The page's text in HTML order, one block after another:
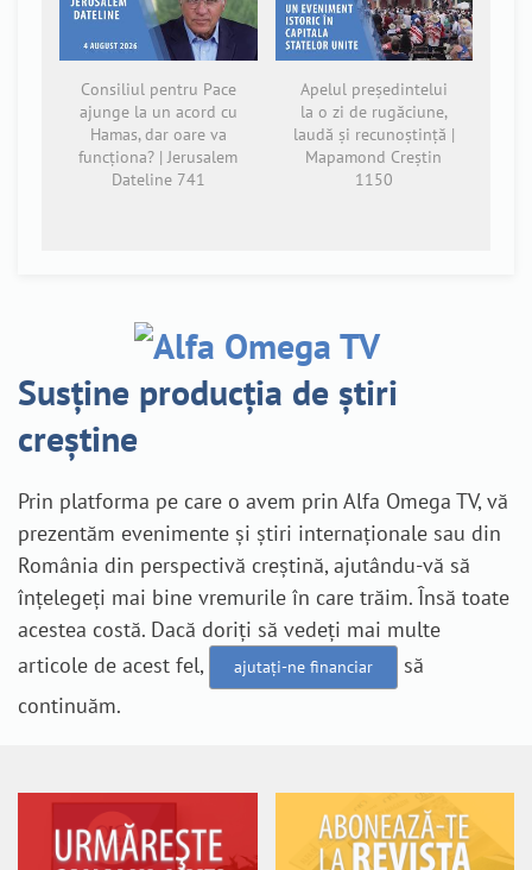
Consiliul pentru Pace
ajunge la un acord cu
Hamas, dar oare va
funcționa? | Jerusalem
Dateline 741
Apelul președintelui
la o zi de rugăciune,
laudă și recunoștință |
Mapamond Creștin
1150
Susține producția de știri
creștine
Prin platforma pe care o avem prin Alfa Omega TV, vă
prezentăm evenimente și știri internaționale sau din
România din perspectivă creștină, ajutându-vă să
înțelegeți mai bine vremurile în care trăim. Însă toate
acestea costă. Dacă doriți să vedeți mai multe
articole de acest fel,
ajutați-ne financiar
să
continuăm.